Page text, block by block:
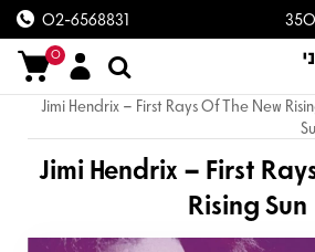
משלוח חינם עד הבית מעל 350
02-6568831
0
Jimi Hendrix – First Rays Of The New
Jimi Hendrix – First
Rising Sun